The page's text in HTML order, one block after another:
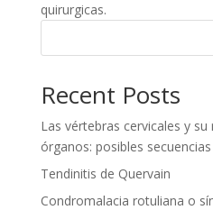
quirurgicas.
Recent Posts
Las vértebras cervicales y
órganos: posibles
Tendinitis de Quervain
Condromalacia rotuliana o